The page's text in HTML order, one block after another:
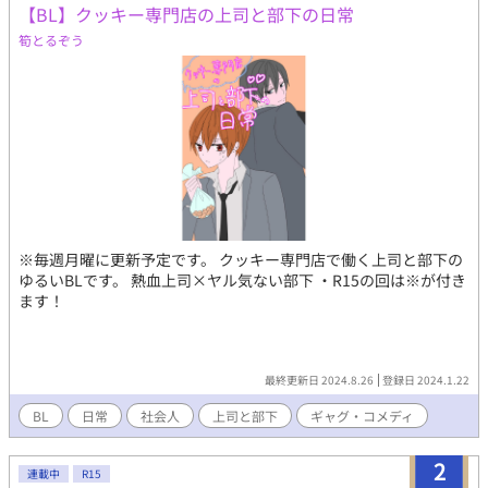
【BL】クッキー専門店の上司と部下の日常
筍とるぞう
※毎週月曜に更新予定です。 クッキー専門店で働く上司と部下の
ゆるいBLです。 熱血上司×ヤル気ない部下 ・R15の回は※が付き
ます！
最終更新日 2024.8.26 登録日 2024.1.22
BL 日常 社会人 上司と部下 ギャグ・コメディ
2
連載中 R15